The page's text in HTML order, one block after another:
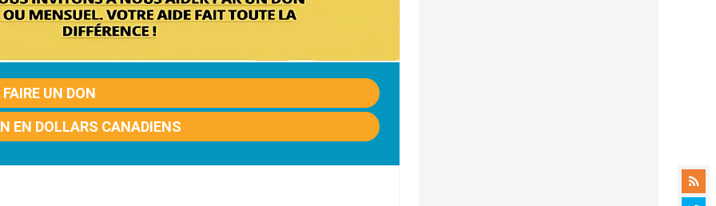
FAIRE UN DON
EN DOLLARS CANADIENS